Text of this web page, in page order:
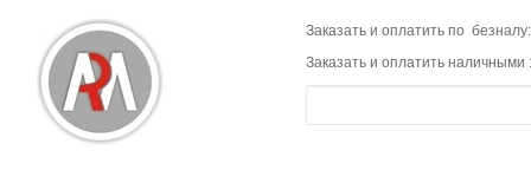
Заказать и оплатить по
Заказать и оплатить наличными